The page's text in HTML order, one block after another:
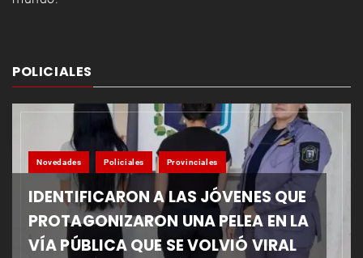
POLICIALES
Novedades Policiales Provinciales
IDENTIFICARON A LAS JÓVENES QUE
PROTAGONIZARON UNA PELEA EN LA
VÍA PÚBLICA QUE SE VOLVIÓ VIRAL